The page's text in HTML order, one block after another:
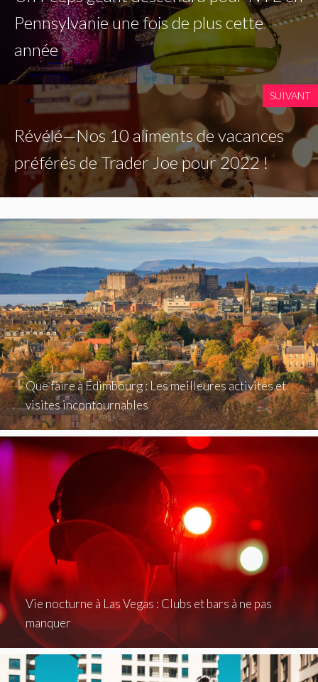
Pennsylvanie une fois de plus cette
année
SUIVANT
Révélé—Nos 10 aliments de vacances
préférés de Trader Joe pour 2022 !
Que faire à Édimbourg : Les meilleures activités et
visites incontournables
Vie nocturne à Las Vegas : Clubs et bars à ne pas
manquer